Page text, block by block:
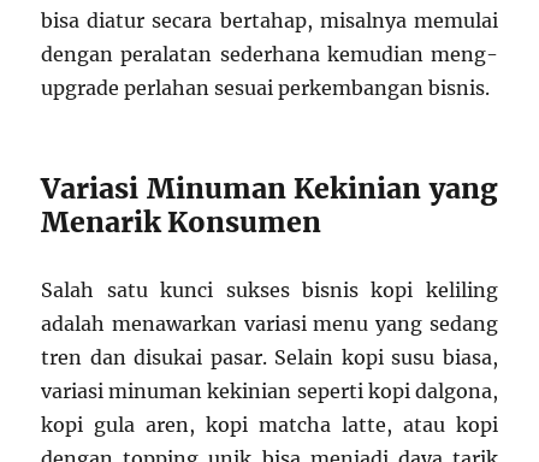
bisa diatur secara bertahap, misalnya memulai
dengan peralatan sederhana kemudian meng-
upgrade perlahan sesuai perkembangan bisnis.
Variasi Minuman Kekinian yang
Menarik Konsumen
Salah satu kunci sukses bisnis kopi keliling
adalah menawarkan variasi menu yang sedang
tren dan disukai pasar. Selain kopi susu biasa,
variasi minuman kekinian seperti kopi dalgona,
kopi gula aren, kopi matcha latte, atau kopi